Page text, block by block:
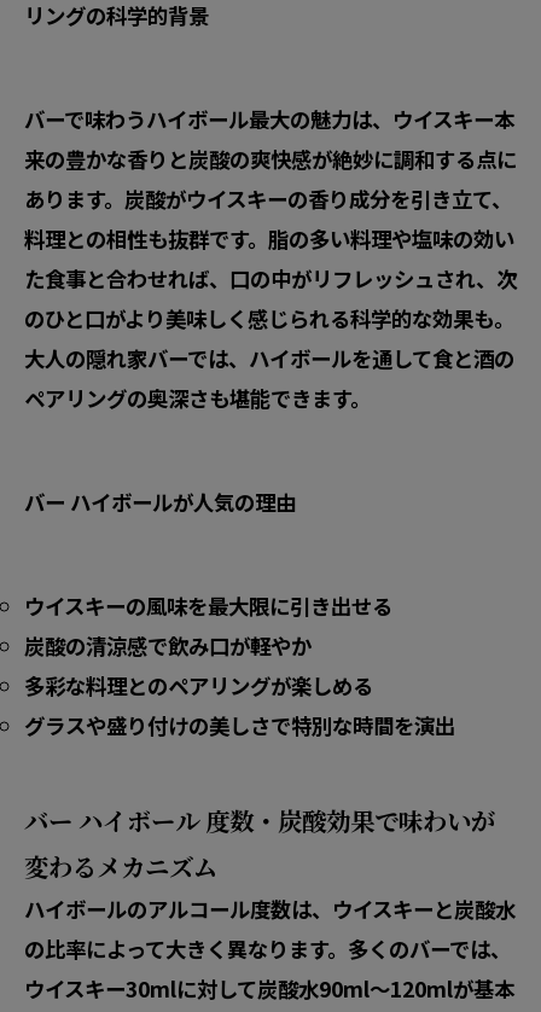
リングの科学的背景
バーで味わうハイボール最大の魅力は、ウイスキー本
来の豊かな香りと炭酸の爽快感が絶妙に調和する点に
あります。炭酸がウイスキーの香り成分を引き立て、
料理との相性も抜群です。脂の多い料理や塩味の効い
た食事と合わせれば、口の中がリフレッシュされ、次
のひと口がより美味しく感じられる科学的な効果も。
大人の隠れ家バーでは、ハイボールを通して食と酒の
ペアリングの奥深さも堪能できます。
バー ハイボールが人気の理由
ウイスキーの風味を最大限に引き出せる
炭酸の清涼感で飲み口が軽やか
多彩な料理とのペアリングが楽しめる
グラスや盛り付けの美しさで特別な時間を演出
バー ハイボール 度数・炭酸効果で味わいが
変わるメカニズム
ハイボールのアルコール度数は、ウイスキーと炭酸水
の比率によって大きく異なります。多くのバーでは、
ウイスキー30mlに対して炭酸水90ml〜120mlが基本